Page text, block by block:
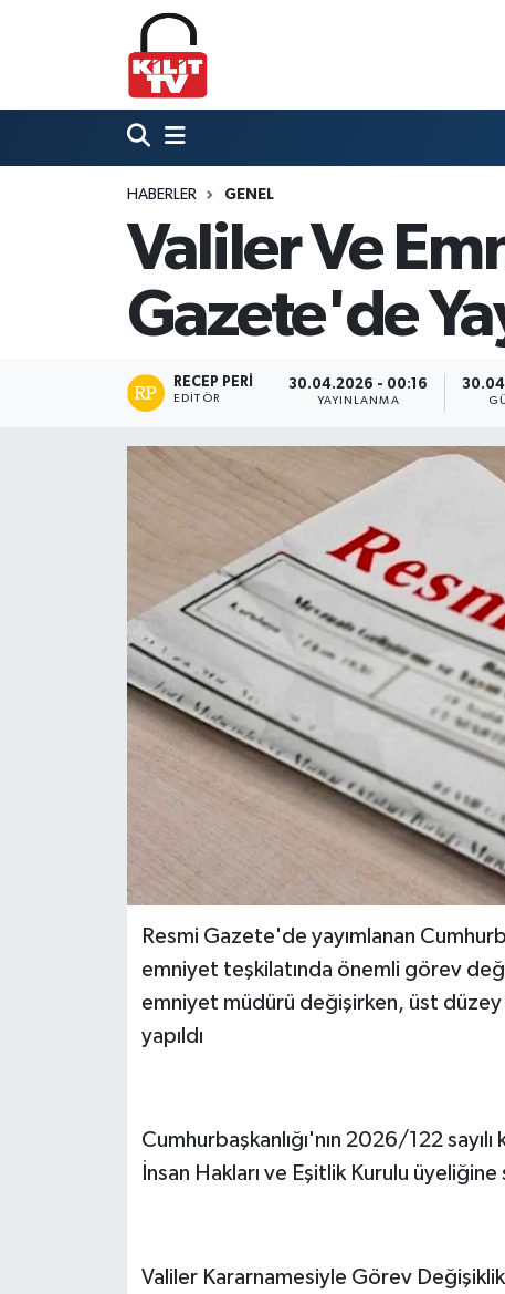
HABERLER GENEL
Valiler Ve
Gazete'de
RECEP PERI
EDITÖR
30.04.2026 - 00:16
YAYINLANMA
Resmi Gazete'de yayımlanan
emniyet teşkilatında önemli görev
emniyet müdürü değişirken, üst
yapıldı
Cumhurbaşkanlığı'nın 2026/122
İnsan Hakları ve Eşitlik Kurulu
Valiler Kararnamesiyle Görev
Hava Durumu
Trafik Durumu
Süper Lig Puan Durumu ve Fikstür
Tüm Manşetler
Son Dakika Haberleri